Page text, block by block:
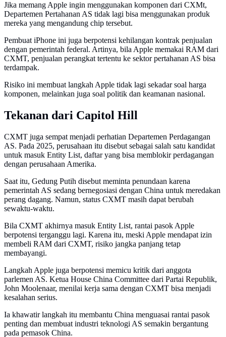
Jika memang Apple ingin menggunakan komponen dari CXMt,
Departemen Pertahanan AS tidak lagi bisa menggunakan produk
mereka yang mengandung chip tersebut.
Pembuat iPhone ini juga berpotensi kehilangan kontrak penjualan
dengan pemerintah federal. Artinya, bila Apple memakai RAM dari
CXMT, penjualan perangkat tertentu ke sektor pertahanan AS bisa
terdampak.
Risiko ini membuat langkah Apple tidak lagi sekadar soal harga
komponen, melainkan juga soal politik dan keamanan nasional.
Tekanan dari Capitol Hill
CXMT juga sempat menjadi perhatian Departemen Perdagangan
AS. Pada 2025, perusahaan itu disebut sebagai salah satu kandidat
untuk masuk Entity List, daftar yang bisa memblokir perdagangan
dengan perusahaan Amerika.
Saat itu, Gedung Putih disebut meminta penundaan karena
pemerintah AS sedang bernegosiasi dengan China untuk meredakan
perang dagang. Namun, status CXMT masih dapat berubah
sewaktu-waktu.
Bila CXMT akhirnya masuk Entity List, rantai pasok Apple
berpotensi terganggu lagi. Karena itu, meski Apple mendapat izin
membeli RAM dari CXMT, risiko jangka panjang tetap
membayangi.
Langkah Apple juga berpotensi memicu kritik dari anggota
parlemen AS. Ketua House China Committee dari Partai Republik,
John Moolenaar, menilai kerja sama dengan CXMT bisa menjadi
kesalahan serius.
Ia khawatir langkah itu membantu China menguasai rantai pasok
penting dan membuat industri teknologi AS semakin bergantung
pada pemasok China.